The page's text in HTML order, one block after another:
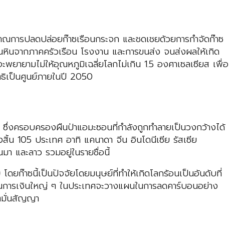
ารปลดปล่อยก๊าซเรือนกระจก และชดเชยด้วยการกำจัดก๊าซ
นจากภาคครัวเรือน โรงงาน และการขนส่ง จนส่งผลให้เกิด
ยายามไม่ให้อุณหภูมิเฉลี่ยโลกไม่เกิน 1.5 องศาเซลเซียส เพื่อ
ธิเป็นศูนย์ภายในปี 2050
งครอบครองผืนป่าแอมะซอนที่กำลังถูกทำลายเป็นวงกว้างได้
105 ประเทศ อาทิ แคนาดา จีน อินโดนีเซีย รัสเซีย
า และลาว รวมอยู่ในรายชื่อนี้
ยก๊าซนี้เป็นปัจจัยโดยมนุษย์ที่ทำให้เกิดโลกร้อนเป็นอันดับที่
เงินใหญ่ ๆ ในประเทศจะวางแผนในการลดคาร์บอนอย่าง
มั่นสัญญา